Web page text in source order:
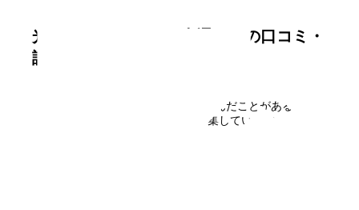
光が丘パークタウン 大通り南
の口コミ・
評判
に住んだことがある方、
見学された方の口コミを募集しています。